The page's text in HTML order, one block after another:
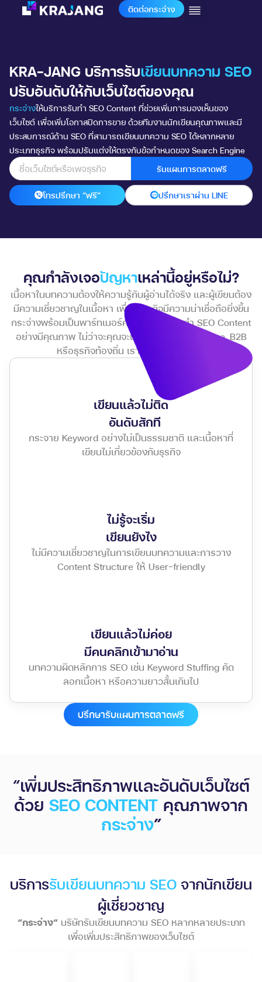
ติดต่อกระจ่าง
KRA-JANG บริการรับเขียนบทความ SEO
ปรับอันดับให้กับเว็บไซต์ของคุณ
กระจ่างให้บริการรับทำ SEO Content ที่ช่วยเพิ่มการมองเห็นของ
เว็บไซต์ เพื่อเพิ่มโอกาสปิดการขาย ด้วยทีมงานนักเขียนคุณภาพและมี
ประสบการณ์ด้าน SEO ที่สามารถเขียนบทความ SEO ได้หลากหลาย
ประเภทธุรกิจ พร้อมปรับแต่งให้ตรงกับข้อกำหนดของ Search Engine
รับแผนการตลาดฟรี
โทรปรึกษา “ฟรี” ปรึกษาเราผ่าน LINE
คุณกำลังเจอปัญหาเหล่านี้อยู่หรือไม่?
เนื้อหาในบทความต้องให้ความรู้กับผู้อ่านได้จริง และผู้เขียนต้อง
มีความเชี่ยวชาญในเนื้อหา เพื่อให้ธุรกิจมีความน่าเชื่อถือยิ่งขึ้น
กระจ่างพร้อมเป็นพาร์ทเนอร์คอยดูแลและรับทำ SEO Content
อย่างมีคุณภาพ ไม่ว่าจะคุณจะเป็นธุรกิจ E-Commerce, B2B
หรือธุรกิจท้องถิ่น เราก็พร้อมให้บริการ
เขียนแล้วไม่ติด
อันดับสักที
กระจาย Keyword อย่างไม่เป็นธรรมชาติ และเนื้อหาที่
เขียนไม่เกี่ยวข้องกับธุรกิจ
ไม่รู้จะเริ่ม
เขียนยังไง
ไม่มีความเชี่ยวชาญในการเขียนบทความและการวาง
Content Structure ให้ User-friendly
เขียนแล้วไม่ค่อย
มีคนคลิกเข้ามาอ่าน
บทความผิดหลักการ SEO เช่น Keyword Stuffing คัด
ลอกเนื้อหา หรือความยาวสั้นเกินไป
ปรึกษารับแผนการตลาดฟรี
“เพิ่มประสิทธิภาพและอันดับเว็บไซต์
ด้วย SEO CONTENT คุณภาพจาก
กระจ่าง”
บริการรับเขียนบทความ SEO จากนักเขียน
ผู้เชี่ยวชาญ
“กระจ่าง”บริษัทรับเขียนบทความ SEO หลากหลายประเภท
เพื่อเพิ่มประสิทธิภาพของเว็บไซต์